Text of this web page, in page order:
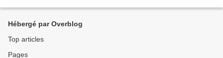
Hébergé par Overblog
Top articles
Pages